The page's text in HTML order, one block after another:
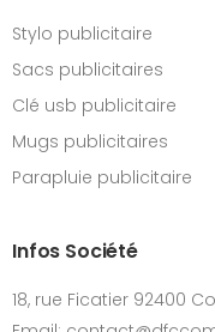
Stylo publicitaire
Sacs publicitaires
Clé usb publicitaire
Mugs publicitaires
Parapluie publicitaire
Infos Société
18, rue Ficatier 92400